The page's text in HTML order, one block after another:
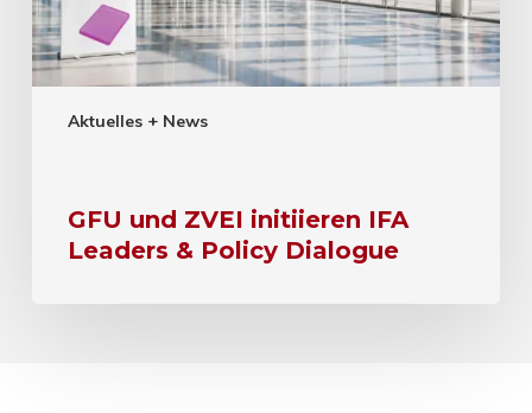
Aktuelles + News
GFU und ZVEI initiieren IFA
Leaders & Policy Dialogue